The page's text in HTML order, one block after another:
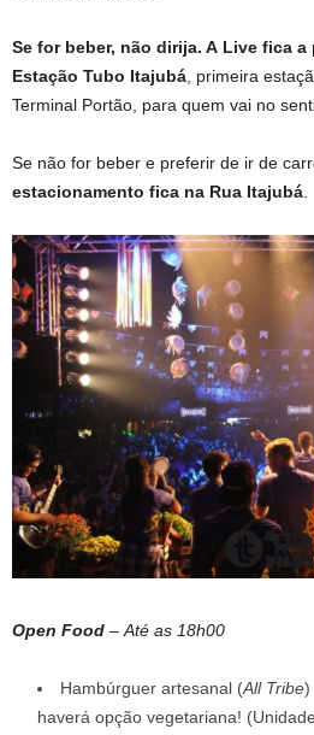
Se for beber, não dirija. A Live fica a
Estação Tubo Itajubá , primeira
Terminal Portão, para quem vai no
Se não for beber e preferir de ir de
estacionamento fica na Rua Itajubá
Open Food – Até as 18h00
Hambúrguer artesanal (All Tribe)
haverá opção vegetariana!